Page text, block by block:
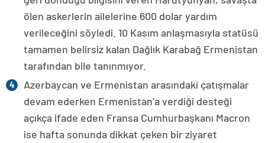
ölen askerlerin ailelerine 600 dolar yardım
verileceğini söyledi. 10 Kasım anlaşmasıyla statüsü
tamamen belirsiz kalan Dağlık Karabağ Ermenistan
tarafından bile tanınmıyor.
Azerbaycan ve Ermenistan arasındaki çatışmalar
devam ederken Ermenistan’a verdiği desteği
açıkça ifade eden Fransa Cumhurbaşkanı Macron
ise hafta sonunda dikkat çeken bir ziyaret